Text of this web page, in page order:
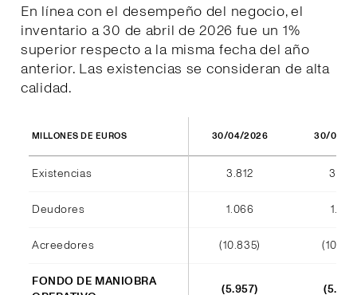
En línea con el desempeño del negocio, el
inventario a 30 de abril de 2026 fue un 1%
superior respecto a la misma fecha del año
anterior. Las existencias se consideran de alta
calidad.
MILLONES DE EUROS 30/04/2026 30/04/
Existencias 3.812 3.791
Deudores 1.066 1.128
Acreedores (10.835)
FONDO DE MANIOBRA
(5.957)